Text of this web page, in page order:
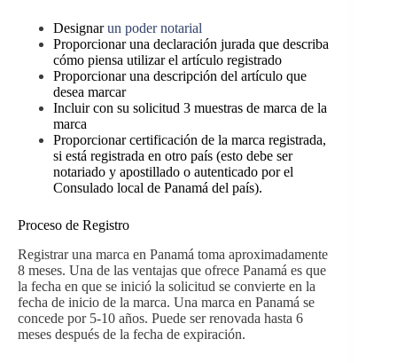
Designarun poder notarial
Proporcionar una declaración jurada que describa
cómo piensa utilizar el artículo registrado
Proporcionar una descripción del artículo que
desea marcar
Incluir con su solicitud 3 muestras de marca de la
marca
Proporcionar certificación de la marca registrada,
si está registrada en otro país (esto debe ser
notariado y apostillado o autenticado por el
Consulado local de Panamá del país).
Proceso de Registro
Registrar una marca en Panamá toma aproximadamente
8 meses. Una de las ventajas que ofrece Panamá es que
la fecha en que se inició la solicitud se convierte en la
fecha de inicio de la marca. Una marca en Panamá se
concede por 5-10 años. Puede ser renovada hasta 6
meses después de la fecha de expiración.